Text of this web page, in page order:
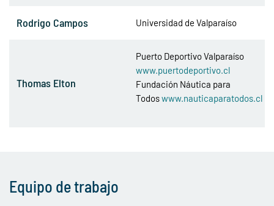
Rodrigo Campos Universidad de Valparaíso
Thomas Elton
Puerto Deportivo Valparaíso
www.puertodeportivo.cl
Fundación Náutica para
Todoswww.nauticaparatodos.cl
Equipo de trabajo